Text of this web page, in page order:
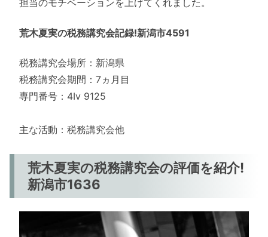
担当のモチベーションを上げてくれました。
荒木夏実の税務講究会記録!新潟市4591
税務講究会場所：新潟県
税務講究会期間：7ヵ月目
専門番号：4Iv 9125
主な活動：税務講究会他
荒木夏実の税務講究会の評価を紹介!
新潟市1636